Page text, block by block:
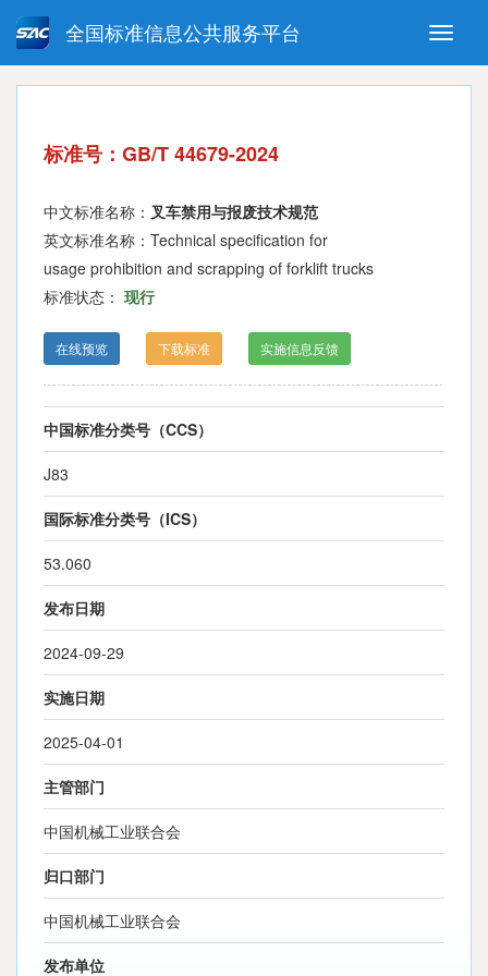
Toggle
全国标准信息公共服务平台
强制性国家标准 推荐性国家标准
指导性技术文件 (National standards in foreign
标准号：GB/T 44679-2024
中文标准名称： 叉车禁用与报废技术规范
英文标准名称：Technical specification for
usage prohibition and scrapping of forklift trucks
标准状态： 现行
在线预览 下载标准 实施信息反馈
中国标准分类号（CCS）
J83
国际标准分类号（ICS）
53.060
发布日期
2024-09-29
实施日期
2025-04-01
主管部门
中国机械工业联合会
归口部门
中国机械工业联合会
发布单位